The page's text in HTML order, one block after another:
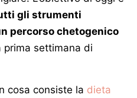
gli strumenti
percorso chetogenico
prima settimana di
cosa consiste la dieta